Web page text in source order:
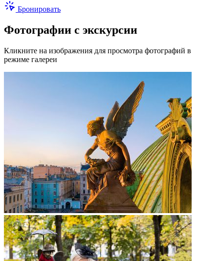
Бронировать
Фотографии с экскурсии
Кликните на изображения для просмотра фотографий в
режиме галереи